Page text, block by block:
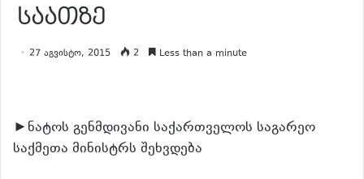
საათზე
27 აგვისტო, 2015 2 Less than a minute
►ნატოს გენმდივანი საქართველოს საგარეო
საქმეთა მინისტრს შეხვდება